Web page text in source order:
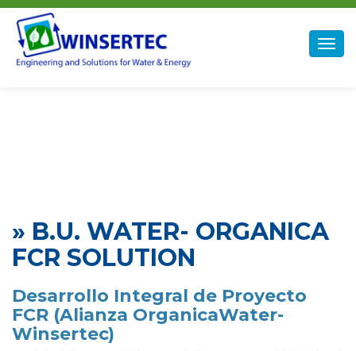
Winsertec
» B.U. WATER- ORGANICA
FCR SOLUTION
Desarrollo Integral de Proyecto
FCR (Alianza OrganicaWater-
Winsertec)